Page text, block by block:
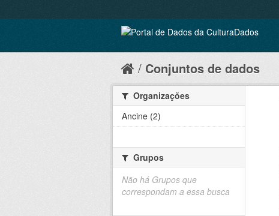
Conjuntos de dados
Organizações
Ancine (2)
Grupos
Não há Grupos que
correspondam a essa busca